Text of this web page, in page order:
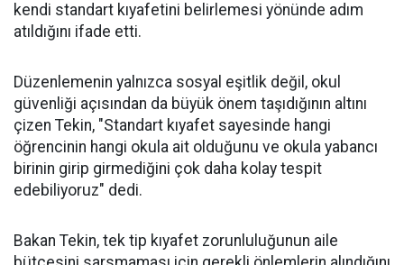
kendi standart kıyafetini belirlemesi yönünde adım
atıldığını ifade etti.
Düzenlemenin yalnızca sosyal eşitlik değil, okul
güvenliği açısından da büyük önem taşıdığının altını
çizen Tekin, "Standart kıyafet sayesinde hangi
öğrencinin hangi okula ait olduğunu ve okula yabancı
birinin girip girmediğini çok daha kolay tespit
edebiliyoruz" dedi.
Bakan Tekin, tek tip kıyafet zorunluluğunun aile